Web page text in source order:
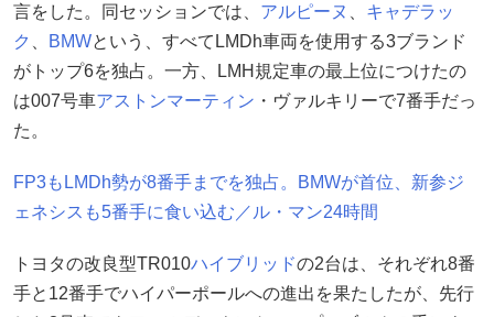
言をした。同セッションでは、 アルピーヌ
キャデラッ
ク
BMWという、すべてLMDh車両を使用する3ブランド
がトップ6を独占。一方、LMH規定車の最上位につけたの
は007号車アストンマーティン ・ヴァルキリーで7番手だっ
た。
FP3もLMDh勢が8番手までを独占。BMWが首位、新参ジ
ェネシスも5番手に食い込む／ル・マン24時間
トヨタの改良型TR010ハイブリッドの2台は、それぞれ8番
手と12番手でハイパーポールへの進出を果たしたが、先行